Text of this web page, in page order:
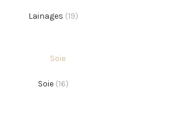
Lainages (19)
Soie (16)